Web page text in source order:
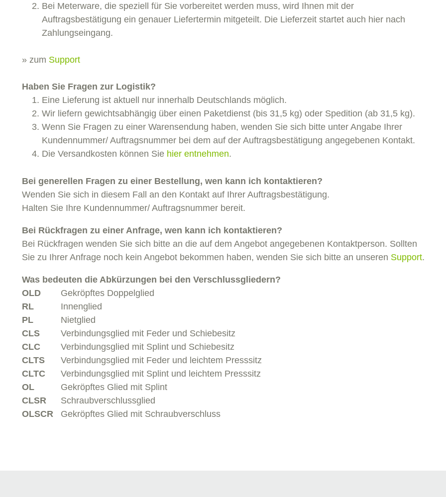
Bei Meterware, die speziell für Sie vorbereitet werden muss, wird Ihnen mit der
Auftragsbestätigung ein genauer Liefertermin mitgeteilt. Die Lieferzeit startet auch hier nach
Zahlungseingang.
» zum Support
Haben Sie Fragen zur Logistik?
Eine Lieferung ist aktuell nur innerhalb Deutschlands möglich.
Wir liefern gewichtsabhängig über einen Paketdienst (bis 31,5 kg) oder Spedition (ab 31,5 kg).
Wenn Sie Fragen zu einer Warensendung haben, wenden Sie sich bitte unter Angabe Ihrer
Kundennummer/ Auftragsnummer bei dem auf der Auftragsbestätigung angegebenen Kontakt.
Die Versandkosten können Sie hier entnehmen.
Bei generellen Fragen zu einer Bestellung, wen kann ich kontaktieren?
Wenden Sie sich in diesem Fall an den Kontakt auf Ihrer Auftragsbestätigung.
Halten Sie Ihre Kundennummer/ Auftragsnummer bereit.
Bei Rückfragen zu einer Anfrage, wen kann ich kontaktieren?
Bei Rückfragen wenden Sie sich bitte an die auf dem Angebot angegebenen Kontaktperson. Sollten
Sie zu Ihrer Anfrage noch kein Angebot bekommen haben, wenden Sie sich bitte an unseren Support.
Was bedeuten die Abkürzungen bei den Verschlussgliedern?
OLD
Gekröpftes Doppelglied
RL
Innenglied
PL
Nietglied
CLS
Verbindungsglied mit Feder und Schiebesitz
CLC
Verbindungsglied mit Splint und Schiebesitz
CLTS
Verbindungsglied mit Feder und leichtem Presssitz
CLTC
Verbindungsglied mit Splint und leichtem Presssitz
OL
Gekröpftes Glied mit Splint
CLSR
Schraubverschlussglied
OLSCR
Gekröpftes Glied mit Schraubverschluss